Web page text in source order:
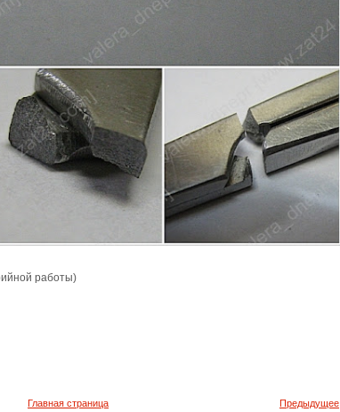
работы)
Предыдущее
Главная страница